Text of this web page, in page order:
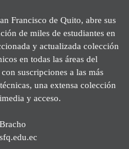
Francisco de Quito, abre sus
de miles de estudiantes en
y actualizada colección
en todas las áreas del
suscripciones a las más
una extensa colección
y acceso.